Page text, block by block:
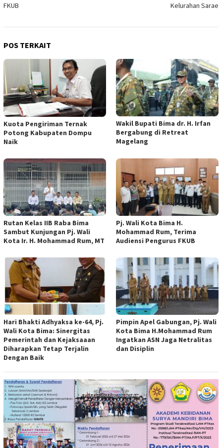
FKUB
Kelurahan Sarae
POS TERKAIT
Kuota Pengiriman Ternak
Potong Kabupaten Dompu
Naik
Wakil Bupati Bima dr. H. Irfan
Bergabung di Retreat
Magelang
Rutan Kelas IIB Raba Bima
Sambut Kunjungan Pj. Wali
Kota Ir. H. Mohammad Rum, MT
Pj. Wali Kota Bima H.
Mohammad Rum, Terima
Audiensi Pengurus FKUB
Hari Bhakti Adhyaksa ke-64, Pj.
Wali Kota Bima: Sinergitas
Pemerintah dan Kejaksaaan
Diharapkan Tetap Terjalin
Dengan Baik
Pimpin Apel Gabungan, Pj. Wali
Kota Bima H.Mohammad Rum
Ingatkan ASN Jaga Netralitas
dan Disiplin